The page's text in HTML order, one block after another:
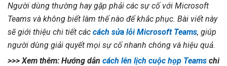
Người dùng thường hay gặp phải các sự cố với Microsoft
Teams và không biết làm thế nào để khắc phục. Bài viết này
sẽ giới thiệu chi tiết các cách sửa lỗi Microsoft Teams, giúp
người dùng giải quyết mọi sự cố nhanh chóng và hiệu quả.
>>> Xem thêm: Hướng dẫn cách lên lịch cuộc họp Teams chi